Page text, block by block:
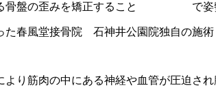
る骨盤の歪みを矯正すること で姿勢
た春風堂接骨院 石神井公園院独自の施術
より筋肉の中にある神経や血管が圧迫